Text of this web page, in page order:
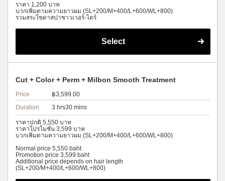
ราคา 1,200 บาท
บวกเพิ่มตามความยาวผม (SL+200/M+400/L+600/WL+800)
รวมสระโซดาสปาชาวเวอร์-ไดร์
Select
Cut + Color + Perm + Milbon Smooth Treatment
Price
฿3,599.00
Duration
3 hrs30 mins
ราคาปกติ 5,550 บาท
ราคาโปรโมชั่น 3,599 บาท
บวกเพิ่มตามความยาวผม (SL+200/M+400/L+600/WL+800)
Normal price 5,550 baht
Promotion price 3,599 baht
Additional price depends on hair length
(SL+200/M+400/L+600/WL+800)